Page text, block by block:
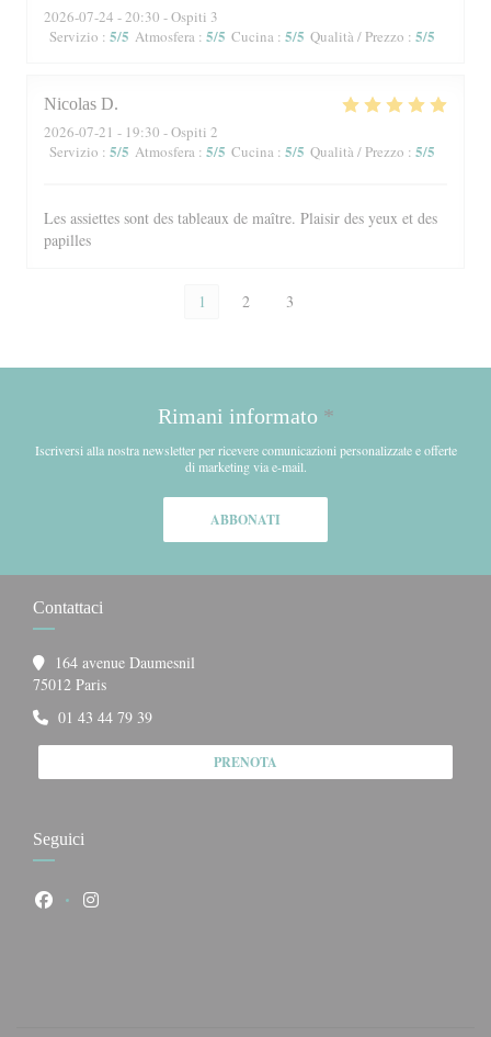
2026-07-24 - 20:30 - Ospiti 3
Servizio : 5/5 Atmosfera : 5/5 Cucina : 5/5 Qualità / Prezzo : 5/5
Nicolas D
2026-07-21 - 19:30 - Ospiti 2
Servizio : 5/5 Atmosfera : 5/5 Cucina : 5/5 Qualità / Prezzo : 5/5
Les assiettes sont des tableaux de maître. Plaisir des yeux et des
papilles
1 2 3
Rimani informato *
Iscriversi alla nostra newsletter per ricevere comunicazioni personalizzate e offerte
di marketing via e-mail.
ABBONATI
Contattaci
164 avenue Daumesnil
75012 Paris((apre una nuova finestra))
01 43 44 79 39
PRENOTA
Seguici
Facebook ((apre una nuova finestra))
Instagram ((apre una nuova finestra))